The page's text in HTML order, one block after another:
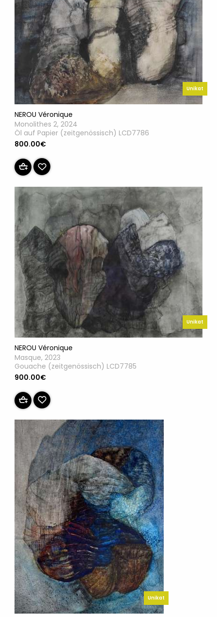
Unikat
NEROU Véronique
Monolithes 2, 2024
Öl auf Papier (zeitgenössisch) LCD7786
800.00€
Unikat
NEROU Véronique
Masque, 2023
Gouache (zeitgenössisch) LCD7785
900.00€
Unikat